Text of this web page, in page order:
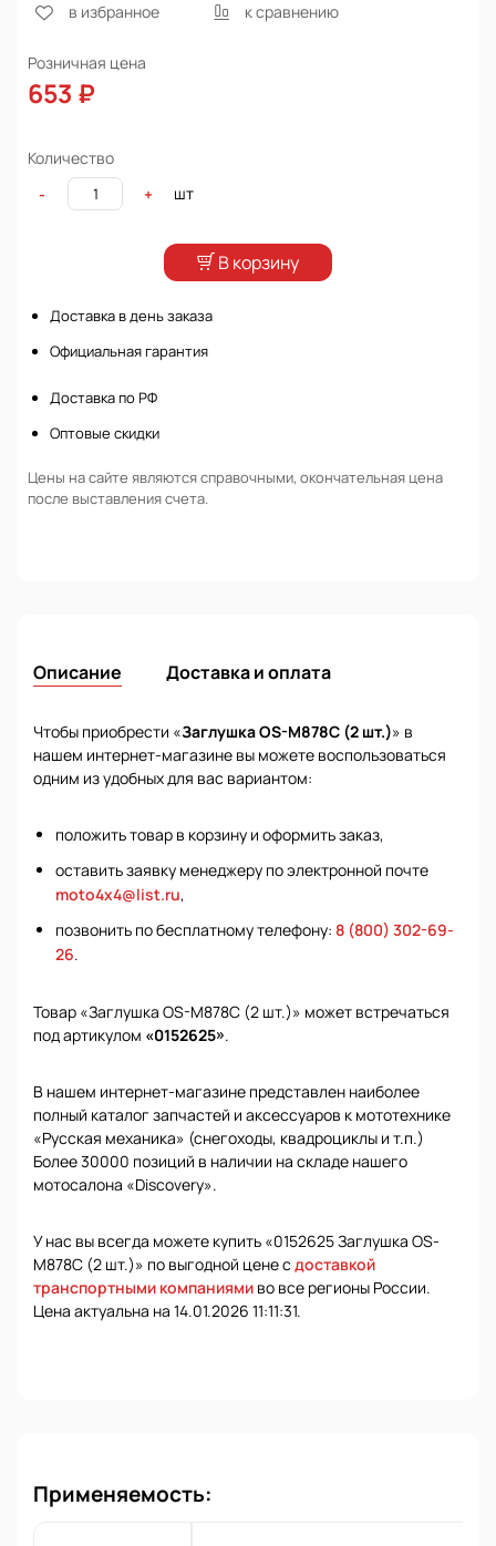
в избранное к сравнению
Розничная цена
653 ₽
Количество
-
+ шт
В корзину
Доставка в день заказа
Официальная гарантия
Доставка по РФ
Оптовые скидки
Цены на сайте являются справочными, окончательная цена
после выставления счета.
Описание Доставка и оплата
Чтобы приобрести «Заглушка OS-M878C (2 шт.)» в
нашем интернет-магазине вы можете воспользоваться
одним из удобных для вас вариантом:
положить товар в корзину и оформить заказ,
оставить заявку менеджеру по электронной почте
moto4x4@list.ru,
позвонить по бесплатному телефону: 8 (800) 302-69-
26.
Товар «Заглушка OS-M878C (2 шт.)» может встречаться
под артикулом «0152625».
В нашем интернет-магазине представлен наиболее
полный каталог запчастей и аксессуаров к мототехнике
«Русская механика» (снегоходы, квадроциклы и т.п.)
Более 30000 позиций в наличии на складе нашего
мотосалона «Discovery».
У нас вы всегда можете купить «0152625 Заглушка OS-
M878C (2 шт.)» по выгодной цене с доставкой
транспортными компаниями во все регионы России.
Цена актуальна на 14.01.2026 11:11:31.
Применяемость: